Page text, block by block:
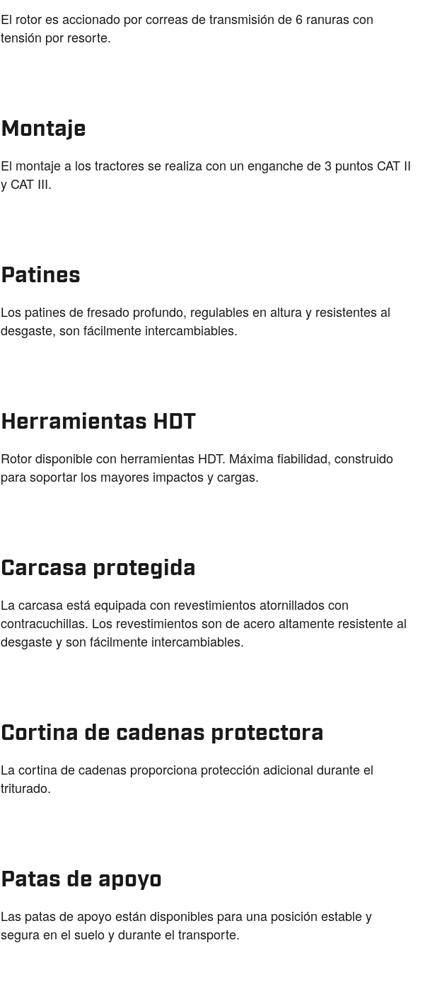
El rotor es accionado por correas de transmisión de 6 ranuras con
tensión por resorte.
Montaje
El montaje a los tractores se realiza con un enganche de 3 puntos CAT II
y CAT III.
Patines
Los patines de fresado profundo, regulables en altura y resistentes al
desgaste, son fácilmente intercambiables.
Herramientas HDT
Rotor disponible con herramientas HDT. Máxima fiabilidad, construido
para soportar los mayores impactos y cargas.
Carcasa protegida
La carcasa está equipada con revestimientos atornillados con
contracuchillas. Los revestimientos son de acero altamente resistente al
desgaste y son fácilmente intercambiables.
Cortina de cadenas protectora
La cortina de cadenas proporciona protección adicional durante el
triturado.
Patas de apoyo
Las patas de apoyo están disponibles para una posición estable y
segura en el suelo y durante el transporte.